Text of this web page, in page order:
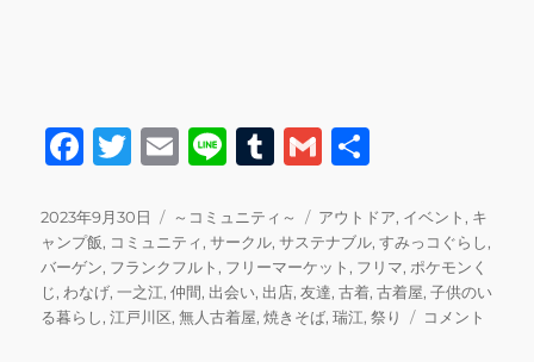
F
c
e
b
o
T
it
te
r
E
ai
l
Li
e
T
m
bl
r
G
ai
l
投
稿
日:
2023年9月30日
カ
テ
ゴ
リ
ー
～コミュニティ～
タ
グ
アウトドア, イベント , キ
ャンプ飯, コミュニティ,サークル,サステナブル,すみっコぐらし,
バーゲン, フランクフルト , フリーマーケット , フリマ, ポケモンく
じ, わなげ,一之江,仲間, 出会い, 出店,友達,古着,古着屋,子供のい
る暮らし,江戸川区,無人古着屋,焼きそば,瑞江,祭り
10
コメント